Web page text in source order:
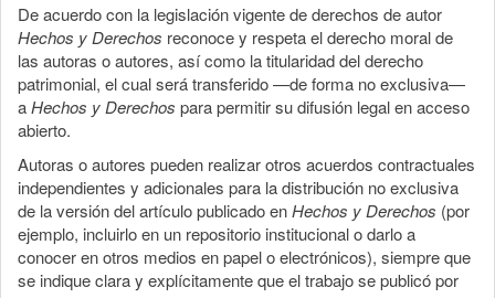
De acuerdo con la legislación vigente de derechos de autor
Hechos y Derechos reconoce y respeta el derecho moral de
las autoras o autores, así como la titularidad del derecho
patrimonial, el cual será transferido —de forma no exclusiva—
aHechos y Derechos para permitir su difusión legal en acceso
abierto.
Autoras o autores pueden realizar otros acuerdos contractuales
independientes y adicionales para la distribución no exclusiva
de la versión del artículo publicado enHechos y Derechos (por
ejemplo, incluirlo en un repositorio institucional o darlo a
conocer en otros medios en papel o electrónicos), siempre que
se indique clara y explícitamente que el trabajo se publicó por